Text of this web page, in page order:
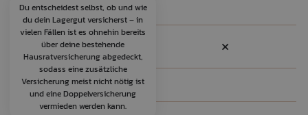
Keine Mindestlaufzeit
Versicherung
Du entscheidest selbst, ob und wie
du dein Lagergut versicherst – in
vielen Fällen ist es ohnehin bereits
über deine bestehende
Hausratversicherung abgedeckt,
sodass eine zusätzliche
Versicherung meist nicht nötig ist
und eine Doppelversicherung
vermieden werden kann.